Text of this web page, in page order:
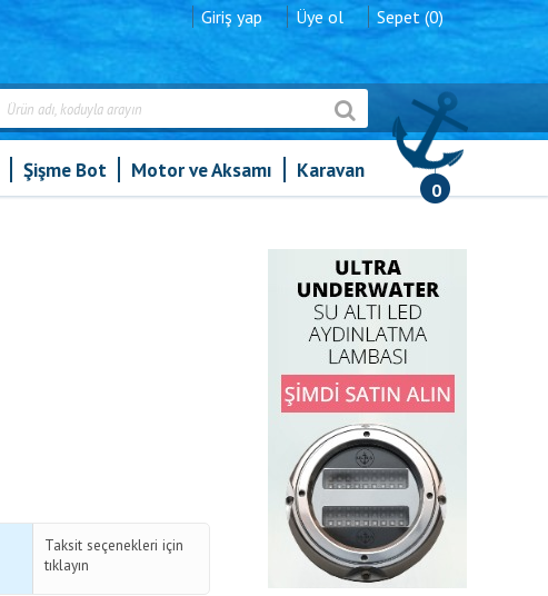
Giriş yap Üye ol Sepet (0)
0
Şişme Bot Motor ve Aksamı Karavan
Taksit seçenekleri için
tıklayın